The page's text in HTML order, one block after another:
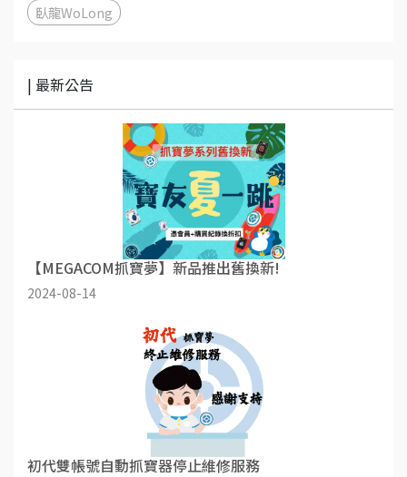
臥龍WoLong
| 最新公告
【MEGACOM抓寶夢】新品推出舊換新!
2024-08-14
初代雙帳號自動抓寶器停止維修服務